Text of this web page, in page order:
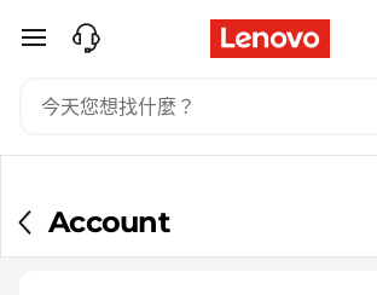
跳至主要內容
Account